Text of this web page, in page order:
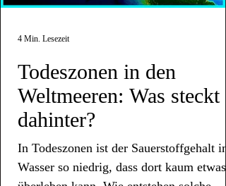
Todeszonen in den
Weltmeeren: Was steckt
dahinter?
In Todeszonen ist der Sauerstoffgehalt im
Wasser so niedrig, dass dort kaum etwas
4 Min. Lesezeit